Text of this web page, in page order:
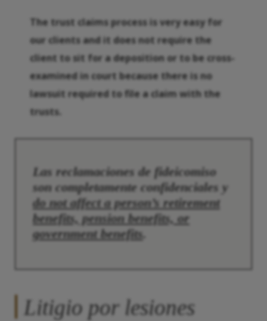
The trust claims process is very easy for
our clients and it does not require the
client to sit for a deposition or to be cross-
examined in court because there is no
lawsuit required to file a claim with the
trusts.
Las reclamaciones de fideicomiso
son completamente confidenciales y
do not affect a person’s retirement
benefits, pension benefits, or
government benefits.
Litigio por lesiones